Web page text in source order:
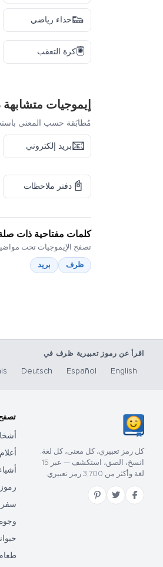
👟حذاء رياضي
🖲️كرة التعقب
إيموجيات متشابهة
مُطابَقة حسب المعنى
📧بريد إلكتروني
📓 دفتر ملاحظات
كلمات مفتاحية ذات
تصفح الإيموجيات تحت
ظرف
بريد
اقرأ عن رموز تعبيرية ظرف في
English
Español
Deutsch
كل رمز تعبيري، كل معنى، كل لغة.
انسخ، الصق، استكشف — عبر 15
لغة وأكثر من 3,700 رمز تعبيري.
أعلام
رموز
سفر